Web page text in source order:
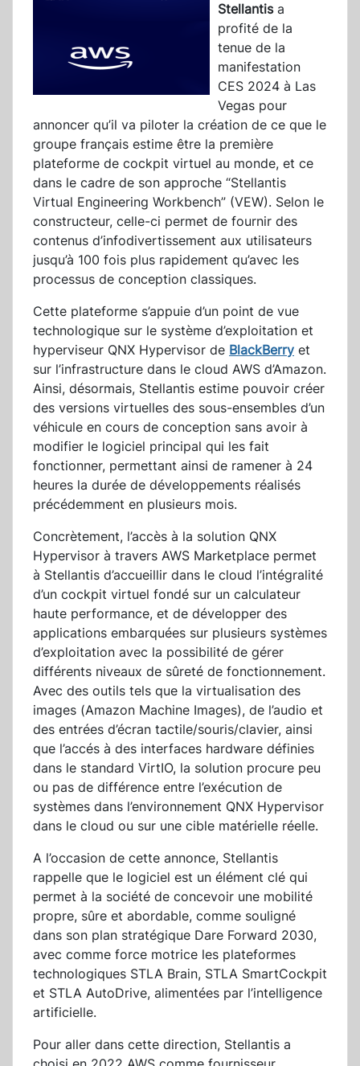
Stellantisa
profité de la
tenue de la
manifestation
CES 2024 à Las
Vegas pour
annoncer qu’il va piloter la création de ce que le
groupe français estime être la première
plateforme de cockpit virtuel au monde, et ce
dans le cadre de son approche “Stellantis
Virtual Engineering Workbench” (VEW). Selon le
constructeur, celle-ci permet de fournir des
contenus d’infodivertissement aux utilisateurs
jusqu’à 100 fois plus rapidement qu’avec les
processus de conception classiques.
Cette plateforme s’appuie d’un point de vue
technologique sur le système d’exploitation et
hyperviseur QNX Hypervisor de BlackBerry et
sur l’infrastructure dans le cloud AWS d’Amazon.
Ainsi, désormais, Stellantis estime pouvoir créer
des versions virtuelles des sous-ensembles d’un
véhicule en cours de conception sans avoir à
modifier le logiciel principal qui les fait
fonctionner, permettant ainsi de ramener à 24
heures la durée de développements réalisés
précédemment en plusieurs mois.
Concrètement, l’accès à la solution QNX
Hypervisor à travers AWS Marketplace permet
à Stellantis d’accueillir dans le cloud l’intégralité
d’un cockpit virtuel fondé sur un calculateur
haute performance, et de développer des
applications embarquées sur plusieurs systèmes
d’exploitation avec la possibilité de gérer
différents niveaux de sûreté de fonctionnement.
Avec des outils tels que la virtualisation des
images (Amazon Machine Images), de l’audio et
des entrées d’écran tactile/souris/clavier, ainsi
que l’accés à des interfaces hardware définies
dans le standard VirtIO, la solution procure peu
ou pas de différence entre l’exécution de
systèmes dans l’environnement QNX Hypervisor
dans le cloud ou sur une cible matérielle réelle.
A l’occasion de cette annonce, Stellantis
rappelle que le logiciel est un élément clé qui
permet à la société de concevoir une mobilité
propre, sûre et abordable, comme souligné
dans son plan stratégique Dare Forward 2030,
avec comme force motrice les plateformes
technologiques STLA Brain, STLA SmartCockpit
et STLA AutoDrive, alimentées par l’intelligence
artificielle.
Pour aller dans cette direction, Stellantis a